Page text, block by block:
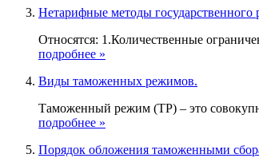
Нетарифные методы
Относятся: 1.Количественные
подробнее »
Виды таможенных режимов.
Таможенный режим (ТР) – это
подробнее »
Порядок обложения таможенными